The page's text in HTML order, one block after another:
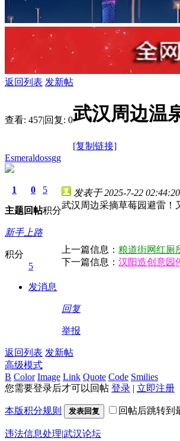
返回列表 发新帖
查看: 457|回复: 0武汉周边温
[复制链接]
Esmeraldossgg
1
主题
0
回帖
5
积分
新手上路
积分
5
发消息
发表于 2025-7-22 02:44:20
武汉周边采摘草莓园避雷！
上一篇信息： 粮道街网红厕
下一篇信息： 汉阳造创意园
回复
举报
返回列表 发新帖
高级模式
B Color Image Link Quote Code Smilies
您需要登录后才可以回帖 登录 | 立即注册
本版积分规则 发表回复 回帖后跳转到
违法信息处理|武汉论坛